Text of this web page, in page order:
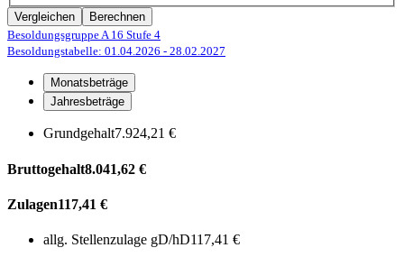
Vergleichen
Berechnen
Besoldungsgruppe A 16 Stufe 4
Besoldungstabelle: 01.04.2026 - 28.02.2027
Monatsbeträge
Jahresbeträge
Grundgehalt7.924,21 €
Bruttogehalt8.041,62 €
Zulagen117,41 €
allg. Stellenzulage gD/hD117,41 €